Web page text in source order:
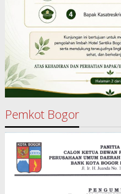
Pemkot Bogor